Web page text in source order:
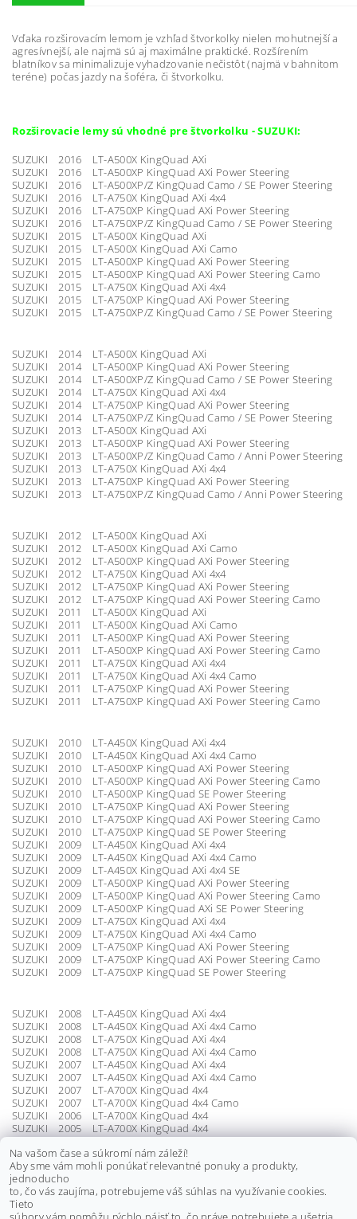
Vďaka rozširovacím lemom je vzhľad štvorkolky nielen mohutnejší a
agresívnejší, ale najmä sú aj maximálne praktické. Rozšírením
blatníkov sa minimalizuje vyhadzovanie nečistôt (najmä v bahnitom
teréne) počas jazdy na šoféra, či štvorkolku.
Rozširovacie lemy sú vhodné pre štvorkolku - SUZUKI:
SUZUKI 2016 LT-A500X KingQuad AXi
SUZUKI 2016 LT-A500XP KingQuad AXi Power Steering
SUZUKI 2016 LT-A500XP/Z KingQuad Camo / SE Power Steering
SUZUKI 2016 LT-A750X KingQuad AXi 4x4
SUZUKI 2016 LT-A750XP KingQuad AXi Power Steering
SUZUKI 2016 LT-A750XP/Z KingQuad Camo / SE Power Steering
SUZUKI 2015 LT-A500X KingQuad AXi
SUZUKI 2015 LT-A500X KingQuad AXi Camo
SUZUKI 2015 LT-A500XP KingQuad AXi Power Steering
SUZUKI 2015 LT-A500XP KingQuad AXi Power Steering Camo
SUZUKI 2015 LT-A750X KingQuad AXi 4x4
SUZUKI 2015 LT-A750XP KingQuad AXi Power Steering
SUZUKI 2015 LT-A750XP/Z KingQuad Camo / SE Power Steering
SUZUKI 2014 LT-A500X KingQuad AXi
SUZUKI 2014 LT-A500XP KingQuad AXi Power Steering
SUZUKI 2014 LT-A500XP/Z KingQuad Camo / SE Power Steering
SUZUKI 2014 LT-A750X KingQuad AXi 4x4
SUZUKI 2014 LT-A750XP KingQuad AXi Power Steering
SUZUKI 2014 LT-A750XP/Z KingQuad Camo / SE Power Steering
SUZUKI 2013 LT-A500X KingQuad AXi
SUZUKI 2013 LT-A500XP KingQuad AXi Power Steering
SUZUKI 2013 LT-A500XP/Z KingQuad Camo / Anni Power Steering
SUZUKI 2013 LT-A750X KingQuad AXi 4x4
SUZUKI 2013 LT-A750XP KingQuad AXi Power Steering
SUZUKI 2013 LT-A750XP/Z KingQuad Camo / Anni Power Steering
SUZUKI 2012 LT-A500X KingQuad AXi
SUZUKI 2012 LT-A500X KingQuad AXi Camo
SUZUKI 2012 LT-A500XP KingQuad AXi Power Steering
SUZUKI 2012 LT-A750X KingQuad AXi 4x4
SUZUKI 2012 LT-A750XP KingQuad AXi Power Steering
SUZUKI 2012 LT-A750XP KingQuad AXi Power Steering Camo
SUZUKI 2011 LT-A500X KingQuad AXi
SUZUKI 2011 LT-A500X KingQuad AXi Camo
SUZUKI 2011 LT-A500XP KingQuad AXi Power Steering
SUZUKI 2011 LT-A500XP KingQuad AXi Power Steering Camo
SUZUKI 2011 LT-A750X KingQuad AXi 4x4
SUZUKI 2011 LT-A750X KingQuad AXi 4x4 Camo
SUZUKI 2011 LT-A750XP KingQuad AXi Power Steering
SUZUKI 2011 LT-A750XP KingQuad AXi Power Steering Camo
SUZUKI 2010 LT-A450X KingQuad AXi 4x4
SUZUKI 2010 LT-A450X KingQuad AXi 4x4 Camo
SUZUKI 2010 LT-A500XP KingQuad AXi Power Steering
SUZUKI 2010 LT-A500XP KingQuad AXi Power Steering Camo
SUZUKI 2010 LT-A500XP KingQuad SE Power Steering
SUZUKI 2010 LT-A750XP KingQuad AXi Power Steering
SUZUKI 2010 LT-A750XP KingQuad AXi Power Steering Camo
SUZUKI 2010 LT-A750XP KingQuad SE Power Steering
SUZUKI 2009 LT-A450X KingQuad AXi 4x4
SUZUKI 2009 LT-A450X KingQuad AXi 4x4 Camo
SUZUKI 2009 LT-A450X KingQuad AXi 4x4 SE
SUZUKI 2009 LT-A500XP KingQuad AXi Power Steering
SUZUKI 2009 LT-A500XP KingQuad AXi Power Steering Camo
SUZUKI 2009 LT-A500XP KingQuad AXi SE Power Steering
SUZUKI 2009 LT-A750X KingQuad AXi 4x4
SUZUKI 2009 LT-A750X KingQuad AXi 4x4 Camo
SUZUKI 2009 LT-A750XP KingQuad AXi Power Steering
SUZUKI 2009 LT-A750XP KingQuad AXi Power Steering Camo
SUZUKI 2009 LT-A750XP KingQuad SE Power Steering
SUZUKI 2008 LT-A450X KingQuad AXi 4x4
SUZUKI 2008 LT-A450X KingQuad AXi 4x4 Camo
SUZUKI 2008 LT-A750X KingQuad AXi 4x4
SUZUKI 2008 LT-A750X KingQuad AXi 4x4 Camo
SUZUKI 2007 LT-A450X KingQuad AXi 4x4
SUZUKI 2007 LT-A450X KingQuad AXi 4x4 Camo
SUZUKI 2007 LT-A700X KingQuad 4x4
SUZUKI 2007 LT-A700X KingQuad 4x4 Camo
SUZUKI 2006 LT-A700X KingQuad 4x4
SUZUKI 2005 LT-A700X KingQuad 4x4
Sada obsahuje:
2x predné lemy blatníkov
2x zadné lemy blatníkov
1x montážna sada (upevňovací materiál)
Na vašom čase a súkromí nám záleží!
Aby sme vám mohli ponúkať relevantné ponuky a produkty,
jednoducho
to, čo vás zaujíma, potrebujeme váš súhlas na využívanie cookies.
Tieto